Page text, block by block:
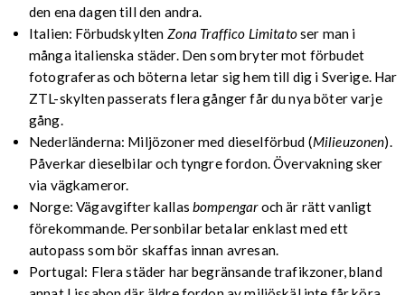
den ena dagen till den andra.
Italien: Förbudskylten Zona Traffico Limitatoser man i
många italienska städer. Den som bryter mot förbudet
fotograferas och böterna letar sig hem till dig i Sverige. Har
ZTL-skylten passerats flera gånger får du nya böter varje
gång.
Nederländerna: Miljözoner med dieselförbud (Milieuzonen).
Påverkar dieselbilar och tyngre fordon. Övervakning sker
via vägkameror.
Norge: Vägavgifter kallasbompengaroch är rätt vanligt
förekommande. Personbilar betalar enklast med ett
autopass som bör skaffas innan avresan.
Portugal: Flera städer har begränsande trafikzoner, bland